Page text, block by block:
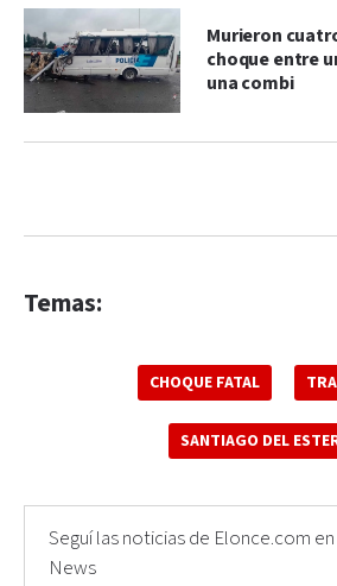
Murieron
choque entre
una combi
Temas:
CHOQUE FATAL
SANTIAGO DEL
Seguí las noticias de Elonce.com
News